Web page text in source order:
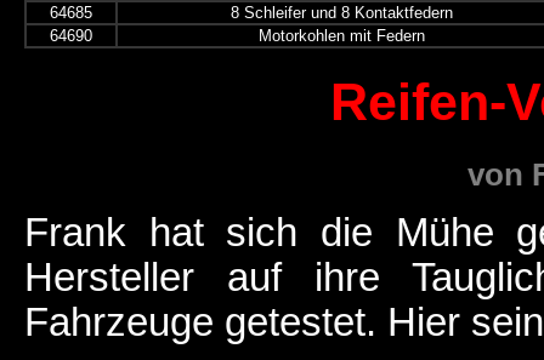
64685
8 Schleifer und 8 Kontaktfedern
64690
Motorkohlen mit Federn
Reifen-
von
Frank hat sich die Mühe
Hersteller auf ihre
Fahrzeuge getestet. Hier